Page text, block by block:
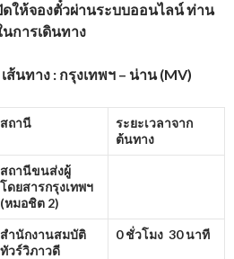
ดให้จองตั๋วผ่านระบบออนไลน์ ท่าน
การเดินทาง
นทาง : กรุงเทพฯ – น่าน (MV)
สถานี
ระยะเวลาจาก
ต้นทาง
สถานีขนส่งผู้
โดยสารกรุงเทพฯ
(หมอชิต 2)
สำนักงานสมบัติ
ทัวร์วิภาวดี
0 ชั่วโมง 30 นาที